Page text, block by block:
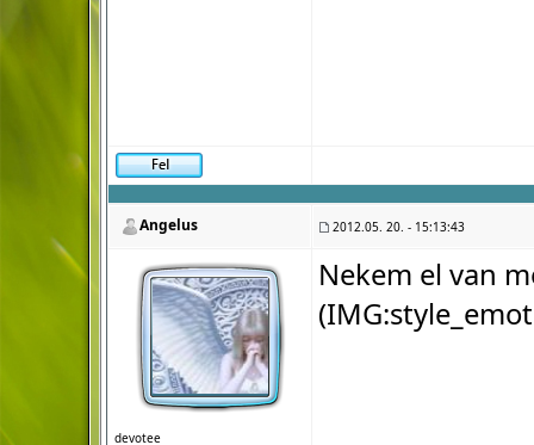
Angelus 2012.05. 20. - 15:13:43
devotee
Nekem el van
(IMG: